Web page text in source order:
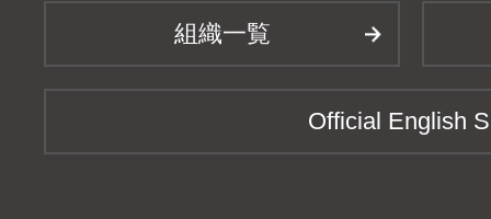
組織一覧
Official English